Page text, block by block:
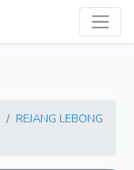
REJANG LEBONG